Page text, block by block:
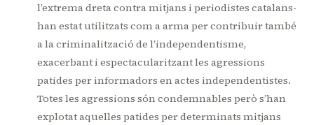
l’extrema dreta contra mitjans i periodistes catalans-
han estat utilitzats com a arma per contribuir també
a la criminalització de l’independentisme,
exacerbant i espectacularitzant les agressions
patides per informadors en actes independentistes.
Totes les agressions són condemnables però s’han
explotat aquelles patides per determinats mitjans